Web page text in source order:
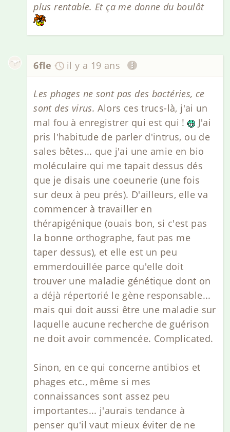
plus rentable. Et ça me donne du boulôt
6fle il y a 19 ans
Les phages ne sont pas des bactéries, ce
sont des virus. Alors ces trucs-là, j'ai un
mal fou à enregistrer qui est qui !
J'ai
pris l'habitude de parler d'intrus, ou de
sales bêtes... que j'ai une amie en bio
moléculaire qui me tapait dessus dés
que je disais une coeunerie (une fois
sur deux à peu prés). D'ailleurs, elle va
commencer à travailler en
thérapigénique (ouais bon, si c'est pas
la bonne orthographe, faut pas me
taper dessus), et elle est un peu
emmerdouillée parce qu'elle doit
trouver une maladie génétique dont on
a déjà répertorié le gène responsable...
mais qui doit aussi être une maladie sur
laquelle aucune recherche de guérison
ne doit avoir commencée. Complicated.
Sinon, en ce qui concerne antibios et
phages etc., même si mes
connaissances sont assez peu
importantes... j'aurais tendance à
penser qu'il vaut mieux éviter de ne